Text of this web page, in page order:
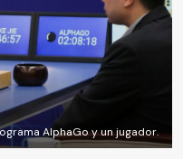
AlphaGo y un jugador.